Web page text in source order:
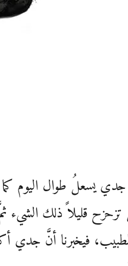
يسعلُ طوال اليوم
قليلاً ذلك الشيء
فيخبرنا أنَّ جدي